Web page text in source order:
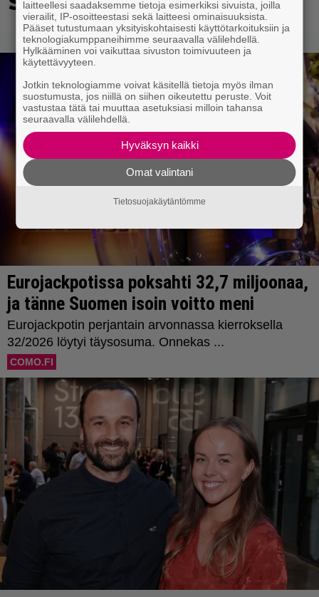
laitteellesi saadaksemme tietoja esimerkiksi sivuista, joilla
vierailit, IP-osoitteestasi sekä laitteesi ominaisuuksista.
Pääset tutustumaan yksityiskohtaisesti käyttötarkoituksiin ja
teknologiakumppaneihimme seuraavalla välilehdellä.
Hylkääminen voi vaikuttaa sivuston toimivuuteen ja
käytettävyyteen.
Jotkin teknologiamme voivat käsitellä tietoja myös ilman
suostumusta, jos niillä on siihen oikeutettu peruste. Voit
vastustaa tätä tai muuttaa asetuksiasi milloin tahansa
seuraavalla välilehdellä.
Hyväksyn kaikki
Omat valintani
Tietosuojakäytäntömme